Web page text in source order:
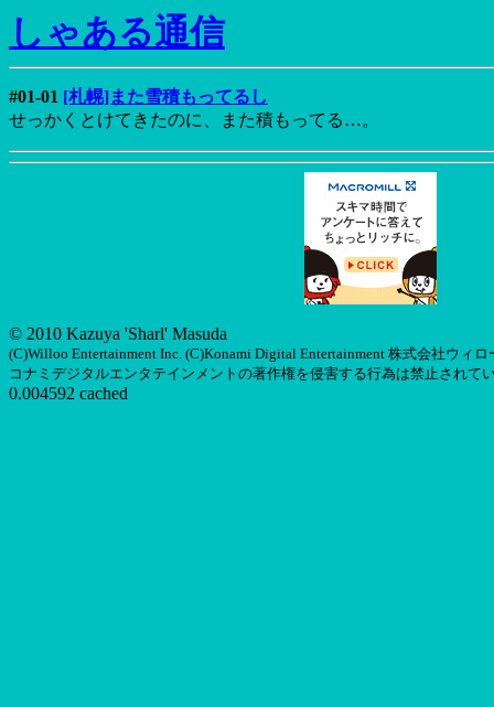
しゃある通信
#01-01 [札幌]また雪積もってるし
せっかくとけてきたのに、また積もってる…。
© 2010 Kazuya 'Sharl' Masuda
(C)Willoo Entertainment Inc. (C)Konami Digital Entertainment 株式会社ウィ
コナミデジタルエンタテインメントの著作権を侵害する行為は禁止されて
0.004592 cached